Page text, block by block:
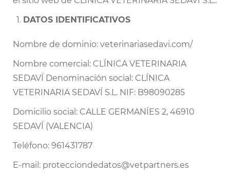
DATOS IDENTIFICATIVOS
Nombre de dominio: veterinariasedavi.com/
Nombre comercial: CLÍNICA VETERINARIA
SEDAVÍ Denominación social: CLÍNICA
VETERINARIA SEDAVÍ S.L. NIF: B98090285
Domicilio social: CALLE GERMANÍES 2, 46910
SEDAVÍ (VALENCIA)
Teléfono: 961431787
E-mail: protecciondedatos@vetpartners.es